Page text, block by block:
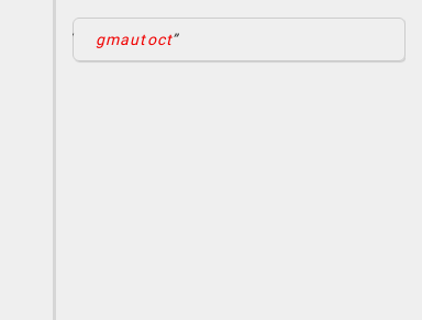
gmautoct